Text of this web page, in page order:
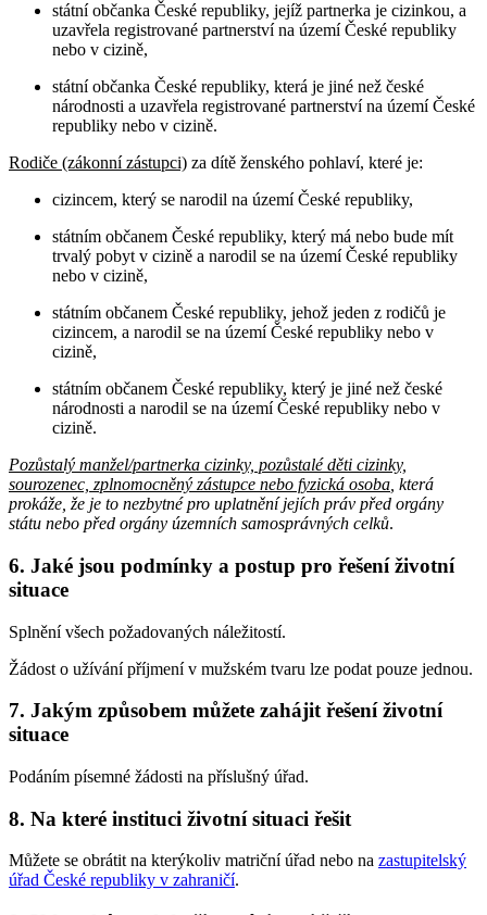
státní občanka České republiky, jejíž partnerka je cizinkou, a
uzavřela registrované partnerství na území České republiky
nebo v cizině,
státní občanka České republiky, která je jiné než české
národnosti a uzavřela registrované partnerství na území České
republiky nebo v cizině.
Rodiče (zákonní zástupci) za dítě ženského pohlaví, které je:
cizincem, který se narodil na území České republiky,
státním občanem České republiky, který má nebo bude mít
trvalý pobyt v cizině a narodil se na území České republiky
nebo v cizině,
státním občanem České republiky, jehož jeden z rodičů je
cizincem, a narodil se na území České republiky nebo v
cizině,
státním občanem České republiky, který je jiné než české
národnosti a narodil se na území České republiky nebo v
cizině.
Pozůstalý manžel/partnerka cizinky, pozůstalé děti cizinky,
sourozenec, zplnomocněný zástupce nebo fyzická osoba , která
prokáže, že je to nezbytné pro uplatnění jejích práv před orgány
státu nebo před orgány územních samosprávných celků.
6. Jaké jsou podmínky a postup pro řešení životní
situace
Splnění všech požadovaných náležitostí.
Žádost o užívání příjmení v mužském tvaru lze podat pouze jednou.
7. Jakým způsobem můžete zahájit řešení životní
situace
Podáním písemné žádosti na příslušný úřad.
8. Na které instituci životní situaci řešit
Můžete se obrátit na kterýkoliv matriční úřad nebo na zastupitelský
úřad České republiky v zahraničí.